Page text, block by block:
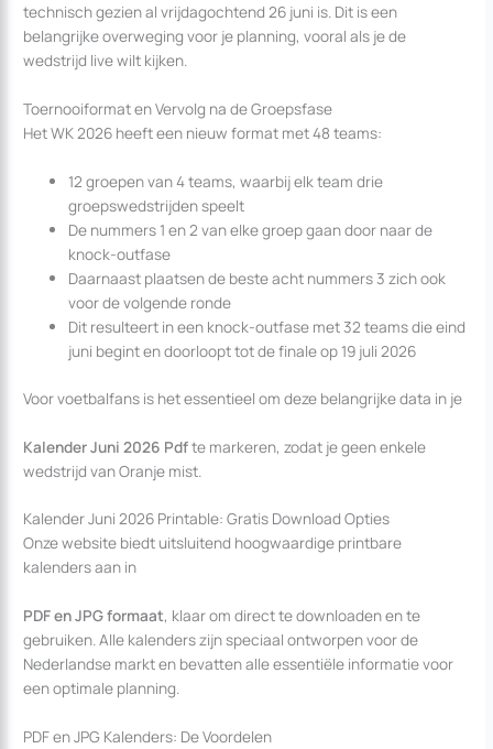
technisch gezien al vrijdagochtend 26 juni is. Dit is een
belangrijke overweging voor je planning, vooral als je de
wedstrijd live wilt kijken.
Toernooiformat en Vervolg na de Groepsfase
Het WK 2026 heeft een nieuw format met 48 teams:
12 groepen van 4 teams, waarbij elk team drie
groepswedstrijden speelt
De nummers 1 en 2 van elke groep gaan door naar de
knock-outfase
Daarnaast plaatsen de beste acht nummers 3 zich ook
voor de volgende ronde
Dit resulteert in een knock-outfase met 32 teams die eind
juni begint en doorloopt tot de finale op 19 juli 2026
Voor voetbalfans is het essentieel om deze belangrijke data in je
Kalender Juni 2026 Pdfte markeren, zodat je geen enkele
wedstrijd van Oranje mist.
Kalender Juni 2026 Printable: Gratis Download Opties
Onze website biedt uitsluitend hoogwaardige printbare
kalenders aan in
PDF en JPG formaat, klaar om direct te downloaden en te
gebruiken. Alle kalenders zijn speciaal ontworpen voor de
Nederlandse markt en bevatten alle essentiële informatie voor
een optimale planning.
PDF en JPG Kalenders: De Voordelen